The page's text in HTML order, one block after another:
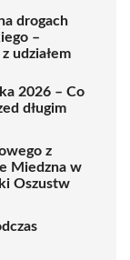
drogach
–
udziałem
2026 – Co
długim
z
Miedzna w
Oszustw